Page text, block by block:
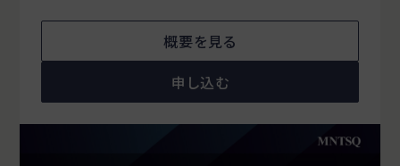
概要を見る
申し込む